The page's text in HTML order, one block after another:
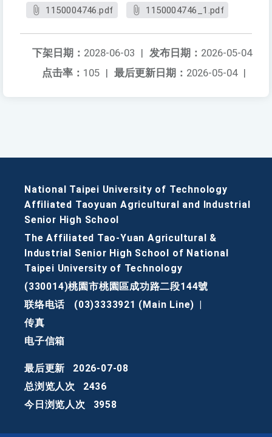
1150004746.pdf 1150004746_1.pdf
发布日期： 2026-05-04
下架日期： 2028-06-03 |
最后更新日期： 2026-05-04 |
点击率： 105 |
National Taipei University of Technology
Affiliated Taoyuan Agricultural and Industrial
Senior High School
The Affiliated Tao-Yuan Agricultural &
Industrial Senior High School of National
Taipei University of Technology
(330014)桃園市桃園區成功路二段144號
联络电话
(03)3333921 (Main Line)
传真
电子信箱
最后更新
2026-07-08
总浏览人次
2436
今日浏览人次
3958